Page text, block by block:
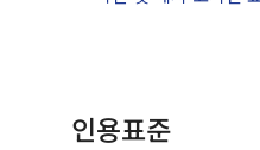
인용표준